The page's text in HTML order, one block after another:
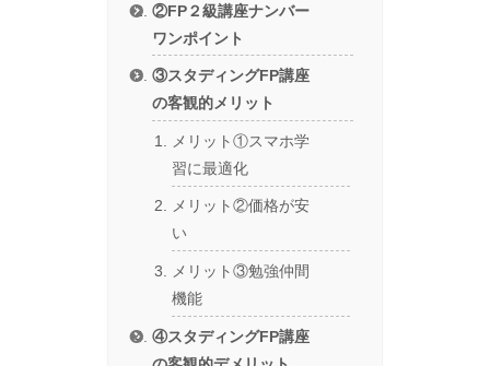
②FP２級講座ナンバー
ワンポイント
③スタディングFP講座
の客観的メリット
メリット①スマホ学
習に最適化
メリット②価格が安
い
メリット③勉強仲間
機能
④スタディングFP講座